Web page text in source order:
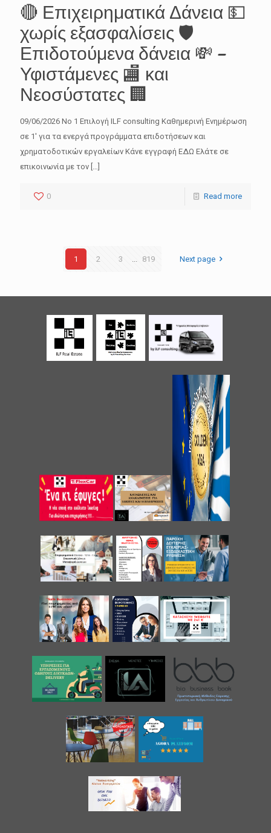
🔴 Επιχειρηματικά Δάνεια 💵
χωρίς εξασφαλίσεις 🛡️
Επιδοτούμενα δάνεια 💸 –
Υφιστάμενες 🏬 και
Νεοσύστατες 🏢
09/06/2026 No 1 Επιλογή ILF consulting Καθημερινή Ενημέρωση
σε 1′ για τα ενεργά προγράμματα επιδοτήσεων και
χρηματοδοτικών εργαλείων Κάνε εγγραφή ΕΔΩ Ελάτε σε
επικοινωνία με τον
0 Read more
1 2 3 819 Next page